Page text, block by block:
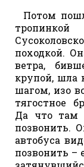
Потом
походкой.
ветра,
крупой, шла
шагом, изо
тягостное
Да что там
позвонить.
автобуса
позвонить –